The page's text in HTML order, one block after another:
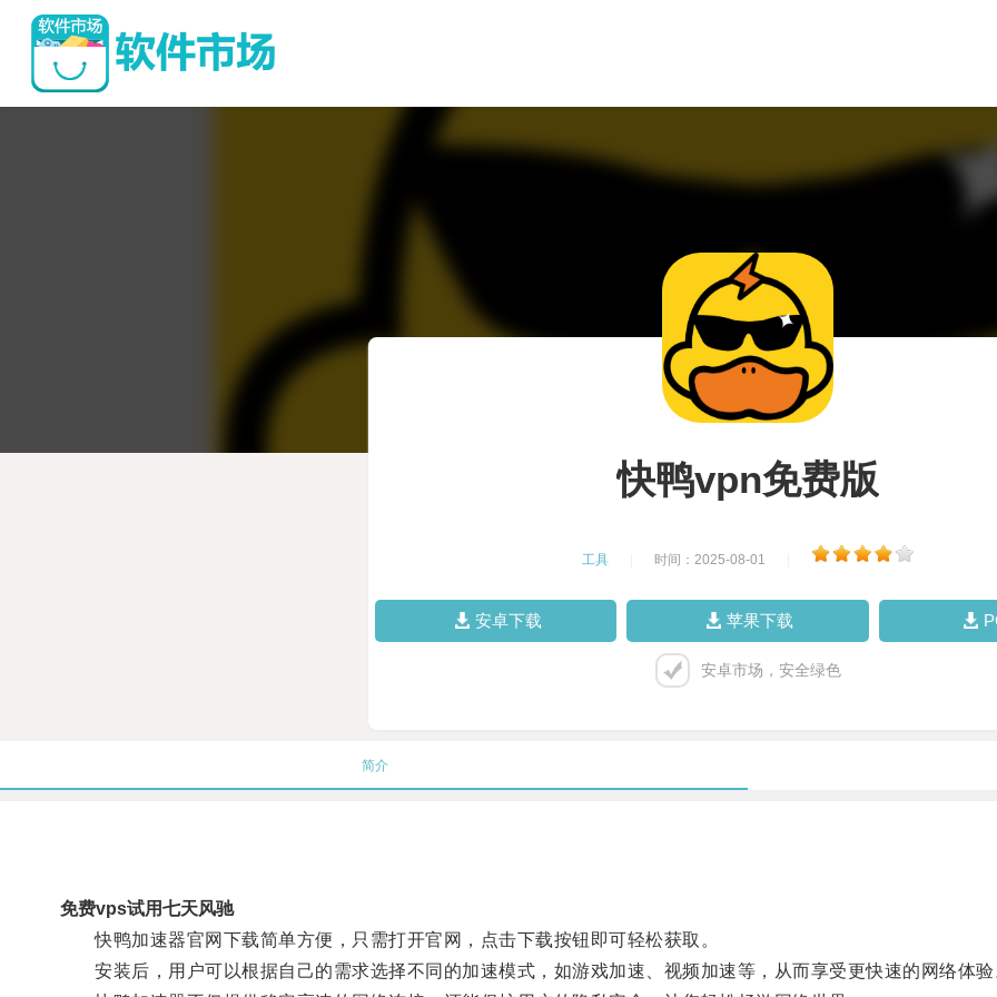
快鸭vpn免费版
工具 时间：2025-08-01
安卓下载 苹果下载
安卓市场，安全绿色
简介
免费vps试用七天风驰
快鸭加速器官网下载简单方便，只需打开官网，点击下载按钮即可轻松获取。
安装后，用户可以根据自己的需求选择不同的加速模式，如游戏加速、视频加速等，从而享受更快速的网络体验